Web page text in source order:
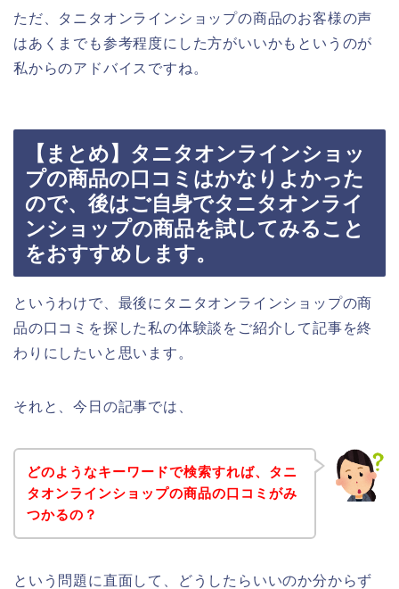
ただ、タニタオンラインショップの商品のお客様の声
はあくまでも参考程度にした方がいいかもというのが
私からのアドバイスですね。
【まとめ】タニタオンラインショッ
プの商品の口コミはかなりよかった
ので、後はご自身でタニタオンライ
ンショップの商品を試してみること
をおすすめします。
というわけで、最後にタニタオンラインショップの商
品の口コミを探した私の体験談をご紹介して記事を終
わりにしたいと思います。
それと、今日の記事では、
どのようなキーワードで検索すれば、タニ
タオンラインショップの商品の口コミがみ
つかるの？
という問題に直面して、どうしたらいいのか分からず